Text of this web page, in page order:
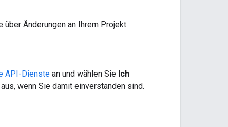
über Änderungen an Ihrem Projekt
API-Dienste an und wählen Sie Ich
aus, wenn Sie damit einverstanden sind.